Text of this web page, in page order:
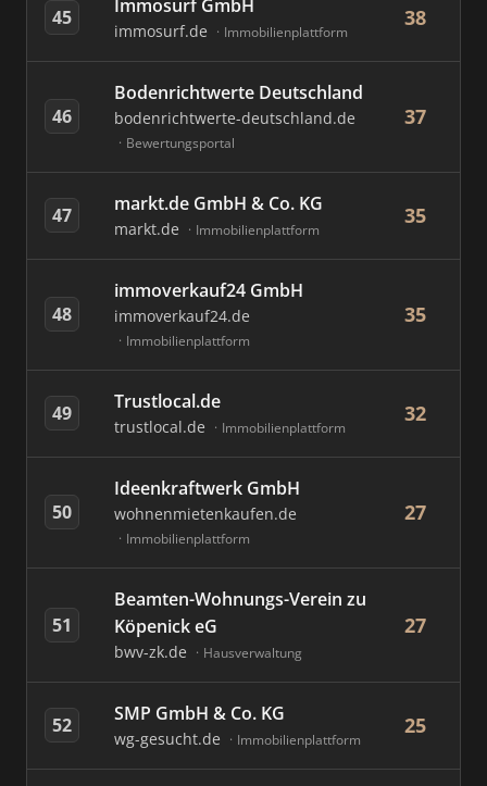
45 Immosurf GmbH
immosurf.de Immobilienplattform
38
46
Bodenrichtwerte Deutschland
bodenrichtwerte-deutschland.de
Bewertungsportal
37
47 markt.de GmbH & Co. KG
markt.de Immobilienplattform
35
48
immoverkauf24 GmbH
immoverkauf24.de
Immobilienplattform
35
49 Trustlocal.de
trustlocal.de Immobilienplattform
32
50
Ideenkraftwerk GmbH
wohnenmietenkaufen.de
Immobilienplattform
27
51
Beamten-Wohnungs-Verein zu
Köpenick eG
bwv-zk.de Hausverwaltung
27
52 SMP GmbH & Co. KG
wg-gesucht.de Immobilienplattform
25